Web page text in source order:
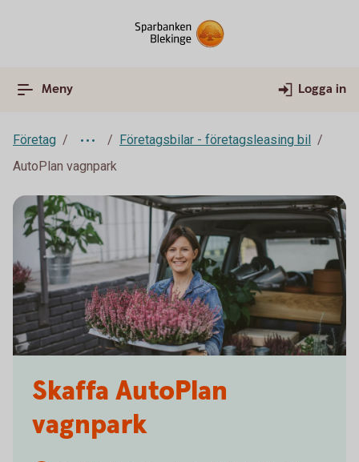
Meny Logga in
Företag
Företagsbilar - företagsleasing bil
AutoPlan vagnpark
Skaffa AutoPlan
vagnpark